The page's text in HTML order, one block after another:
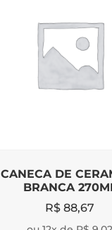
CANECA DE
BRANCA
R$ 88,67